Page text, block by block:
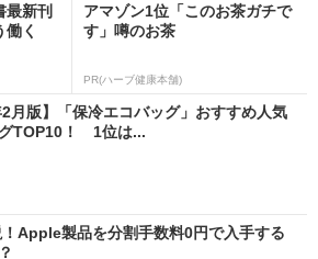
最新刊
く
アマゾン1位「このお茶ガチで
す」噂のお茶
PR(ハーブ健康本舗)
2月版】「保冷エコバッグ」おすすめ人気
TOP10！ 1位は...
Apple製品を分割手数料0円で入手する